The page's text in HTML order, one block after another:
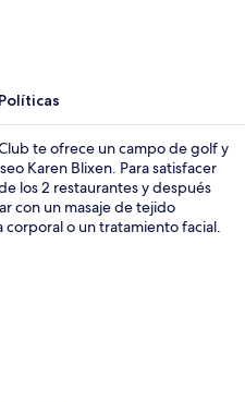
Políticas
te ofrece un campo de golf y
Karen Blixen. Para satisfacer
los 2 restaurantes y después
con un masaje de tejido
o un tratamiento facial.